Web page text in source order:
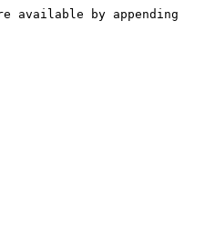
available by appending